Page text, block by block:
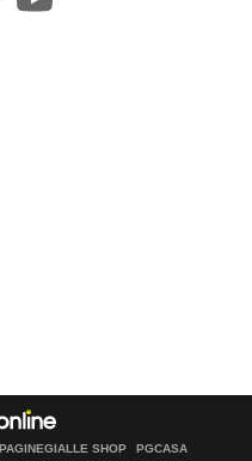
PAGINEGIALLE SHOP PGCASA